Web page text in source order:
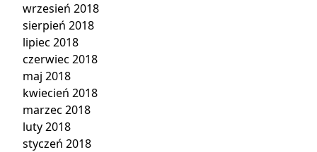
wrzesień 2018
sierpień 2018
lipiec 2018
czerwiec 2018
maj 2018
kwiecień 2018
marzec 2018
luty 2018
styczeń 2018